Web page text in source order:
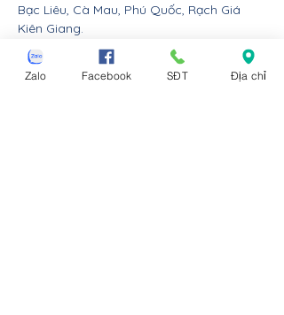
Bạc Liêu, Cà Mau, Phú Quốc, Rạch Giá
Kiên Giang.
Nội thất Linco giao hàng cho các huyện,
thị xã tx, tp thành phố tỉnh thành từ Đà
Zalo Facebook SĐT Địa chỉ